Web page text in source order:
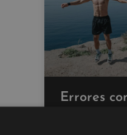
Errores
hacer